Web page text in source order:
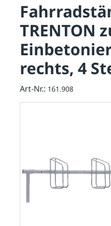
TRENTON
rechts, 4
Art-Nr.: 161.908